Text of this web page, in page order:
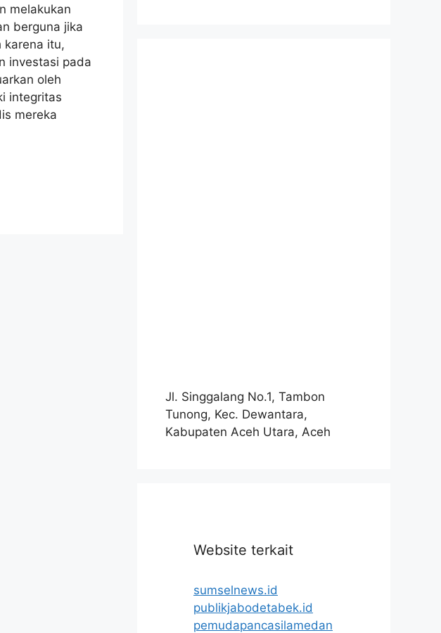
melakukan
berguna jika
karena itu,
investasi pada
oleh
integritas
mereka
Jl. Singgalang No.1, Tambon
Tunong, Kec. Dewantara,
Kabupaten Aceh Utara, Aceh
Website terkait
sumselnews.id
publikjabodetabek.id
pemudapancasilamedan